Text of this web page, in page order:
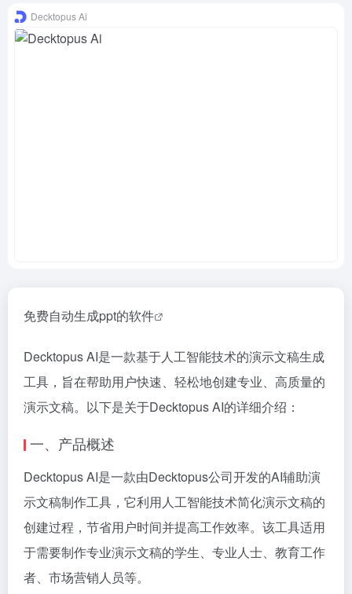
Decktopus Ai
免费自动生成ppt的软件
Decktopus AI是一款基于人工智能技术的演示文稿生成
工具，旨在帮助用户快速、轻松地创建专业、高质量的
演示文稿。以下是关于Decktopus AI的详细介绍：
一、产品概述
Decktopus AI是一款由Decktopus公司开发的AI辅助演
示文稿制作工具，它利用人工智能技术简化演示文稿的
创建过程，节省用户时间并提高工作效率。该工具适用
于需要制作专业演示文稿的学生、专业人士、教育工作
者、市场营销人员等。